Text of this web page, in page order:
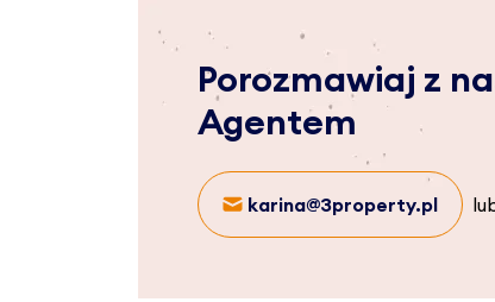
Porozmawiaj z
Agentem
karina@3property.pl